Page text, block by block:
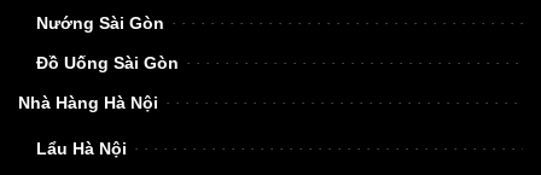
Nướng Sài Gòn
Đồ Uống Sài Gòn
Nhà Hàng Hà Nội
Lẩu Hà Nội